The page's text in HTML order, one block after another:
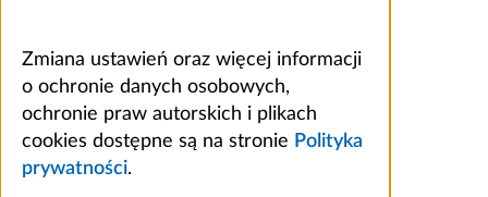
Zmiana ustawień oraz więcej informacji
o ochronie danych osobowych,
ochronie praw autorskich i plikach
cookies dostępne są na stronie Polityka
prywatności.